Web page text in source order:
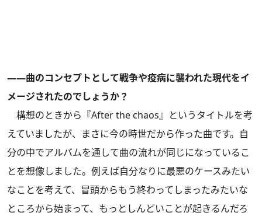
――曲のコンセプトとして戦争や疫病に襲われた現代をイ
メージされたのでしょうか？
構想のときから『After the chaos』というタイトルを考
えていましたが、まさに今の時世だから作った曲です。自
分の中でアルバムを通して曲の流れが同じになっているこ
とを想像しました。例えば自分なりに最悪のケースみたい
なことを考えて、冒頭からもう終わってしまったみたいな
ところから始まって、もっとしんどいことが起きるんだろ